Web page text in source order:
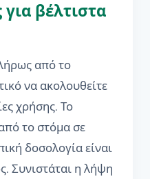
βέλτιστα
από το
να ακολουθείτε
χρήσης. Το
το στόμα σε
δοσολογία είναι
Συνιστάται η λήψη